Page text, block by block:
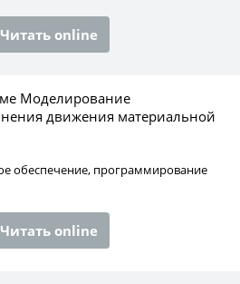
Читать online
Моделирование
движения материальной
обеспечение, программирование
Читать online